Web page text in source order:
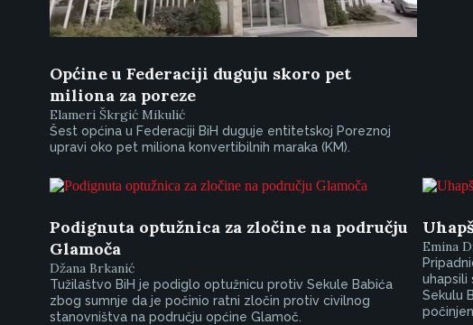
Općine u Federaciji duguju skoro pet
miliona za poreze
Elameri Škrgić Mikulić
Šest općina u Federaciji BiH duguje entitetskoj Poreznoj
upravi oko pet miliona konvertibilnih maraka (KM).
Podignuta optužnica za zločine na području
Glamoča
Džana Brkanić
Tužilaštvo BiH je podiglo optužnicu protiv Sekule Babića
zbog sumnje da je počinio ratni zločin protiv civilnog
stanovništva na području općine Glamoč.
Emina
uhapsili
Sekulu